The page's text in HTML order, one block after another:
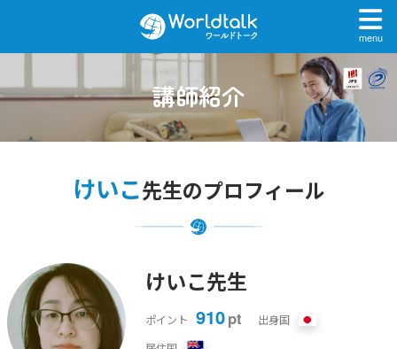
menu
講師紹介
けいこ先生のプロフィール
けいこ先生
ポイント 910pt
出身国